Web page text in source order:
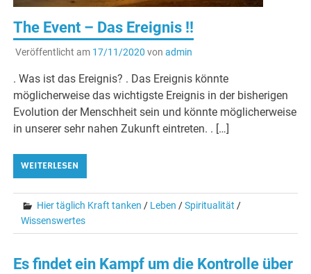
The Event – Das Ereignis !!
Veröffentlicht am 17/11/2020 von admin
. Was ist das Ereignis? . Das Ereignis könnte
möglicherweise das wichtigste Ereignis in der bisherigen
Evolution der Menschheit sein und könnte möglicherweise
in unserer sehr nahen Zukunft eintreten. . […]
WEITERLESEN
Hier täglich Kraft tanken / Leben /Spiritualität /
Wissenswertes
Es findet ein Kampf um die Kontrolle über